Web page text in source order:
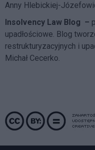
Anny Hlebickiej-
Insolvency Law Blog –
upadłościowe. Blog
restrukturyzacyjnych i
Michał Cecerko.